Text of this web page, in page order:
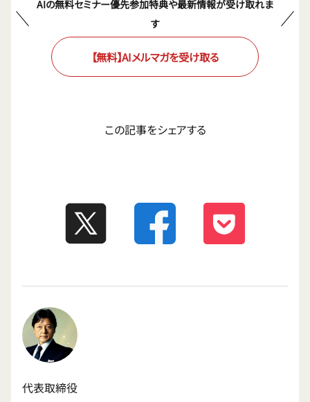
AIの無料セミナー優先参加特典や最新情報が受け取れま
す
【無料】AIメルマガを受け取る
この記事をシェアする
代表取締役